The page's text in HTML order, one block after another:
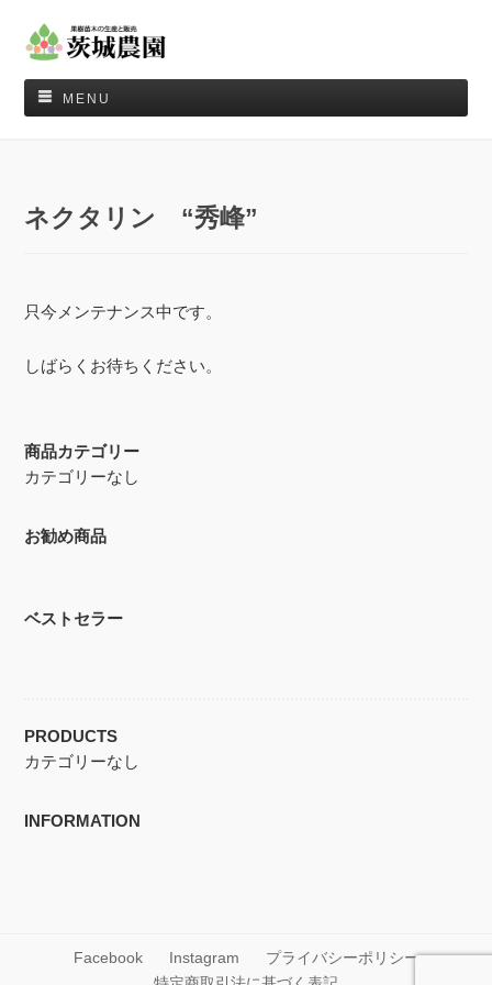
MENU
ネクタリン “秀峰”
只今メンテナンス中です。
しばらくお待ちください。
商品カテゴリー
カテゴリーなし
お勧め商品
ベストセラー
PRODUCTS
カテゴリーなし
INFORMATION
Facebook Instagram
プライバシーポリシー